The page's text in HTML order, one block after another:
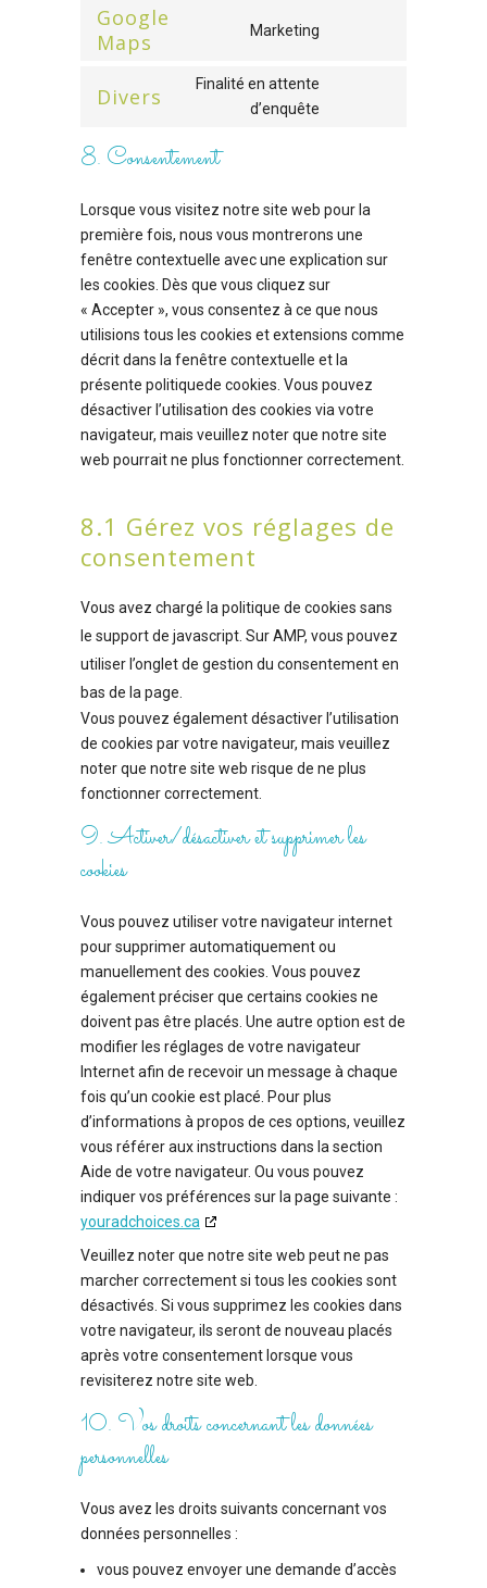
Google
Maps
Marketing
Divers
Finalité en attente
d’enquête
8. Consentement
Lorsque vous visitez notre site web pour la
première fois, nous vous montrerons une
fenêtre contextuelle avec une explication sur
les cookies. Dès que vous cliquez sur
« Accepter », vous consentez à ce que nous
utilisions tous les cookies et extensions comme
décrit dans la fenêtre contextuelle et la
présente politiquede cookies. Vous pouvez
désactiver l’utilisation des cookies via votre
navigateur, mais veuillez noter que notre site
web pourrait ne plus fonctionner correctement.
8.1 Gérez vos réglages de
consentement
Vous avez chargé la politique de cookies sans
le support de javascript. Sur AMP, vous pouvez
utiliser l’onglet de gestion du consentement en
bas de la page.
Vous pouvez également désactiver l’utilisation
de cookies par votre navigateur, mais veuillez
noter que notre site web risque de ne plus
fonctionner correctement.
9. Activer/désactiver et supprimer les
cookies
Vous pouvez utiliser votre navigateur internet
pour supprimer automatiquement ou
manuellement des cookies. Vous pouvez
également préciser que certains cookies ne
doivent pas être placés. Une autre option est de
modifier les réglages de votre navigateur
Internet afin de recevoir un message à chaque
fois qu’un cookie est placé. Pour plus
d’informations à propos de ces options, veuillez
vous référer aux instructions dans la section
Aide de votre navigateur. Ou vous pouvez
indiquer vos préférences sur la page suivante :
youradchoices.ca
Veuillez noter que notre site web peut ne pas
marcher correctement si tous les cookies sont
désactivés. Si vous supprimez les cookies dans
votre navigateur, ils seront de nouveau placés
après votre consentement lorsque vous
revisiterez notre site web.
10. Vos droits concernant les données
personnelles
Vous avez les droits suivants concernant vos
données personnelles :
vous pouvez envoyer une demande d’accès